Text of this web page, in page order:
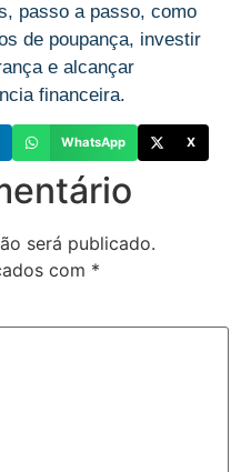
passo a passo, como
de poupança, investir
e alcançar
financeira.
WhatsApp X
será publicado.
com *